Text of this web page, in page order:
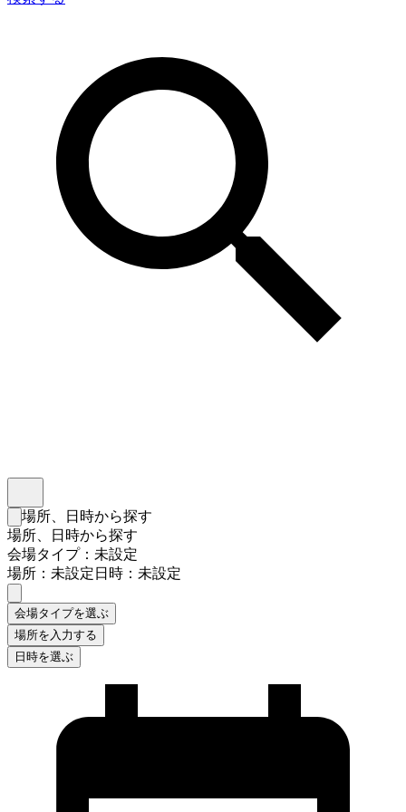
検索フォームを閉じる
場所、日時から探す
場所、日時から探す
会場タイプ：未設定
場所：未設定日時：未設定
会場タイプを選ぶ
場所を入力する
日時を選ぶ